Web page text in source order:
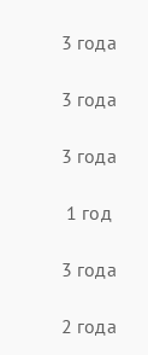
3 года
3 года
3 года
1 год
3 года
2 года